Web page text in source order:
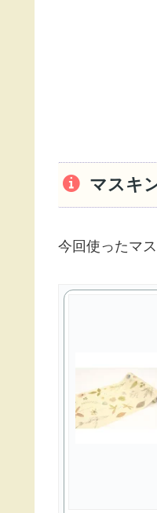
マスキ
今回使ったマ